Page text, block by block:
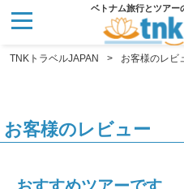
ベトナム旅行とツアー
TNKトラベルJAPAN お客様のレビ
お客様のレビュー